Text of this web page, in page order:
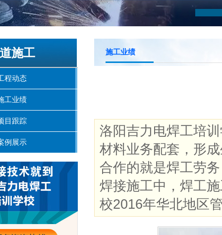
施工业绩
洛阳吉力电焊工培
材料业务配套，形
合作的就是焊工劳
焊接施工中，焊工
校2016年华北地区
施工
程动态
工业绩
目跟踪
例展示